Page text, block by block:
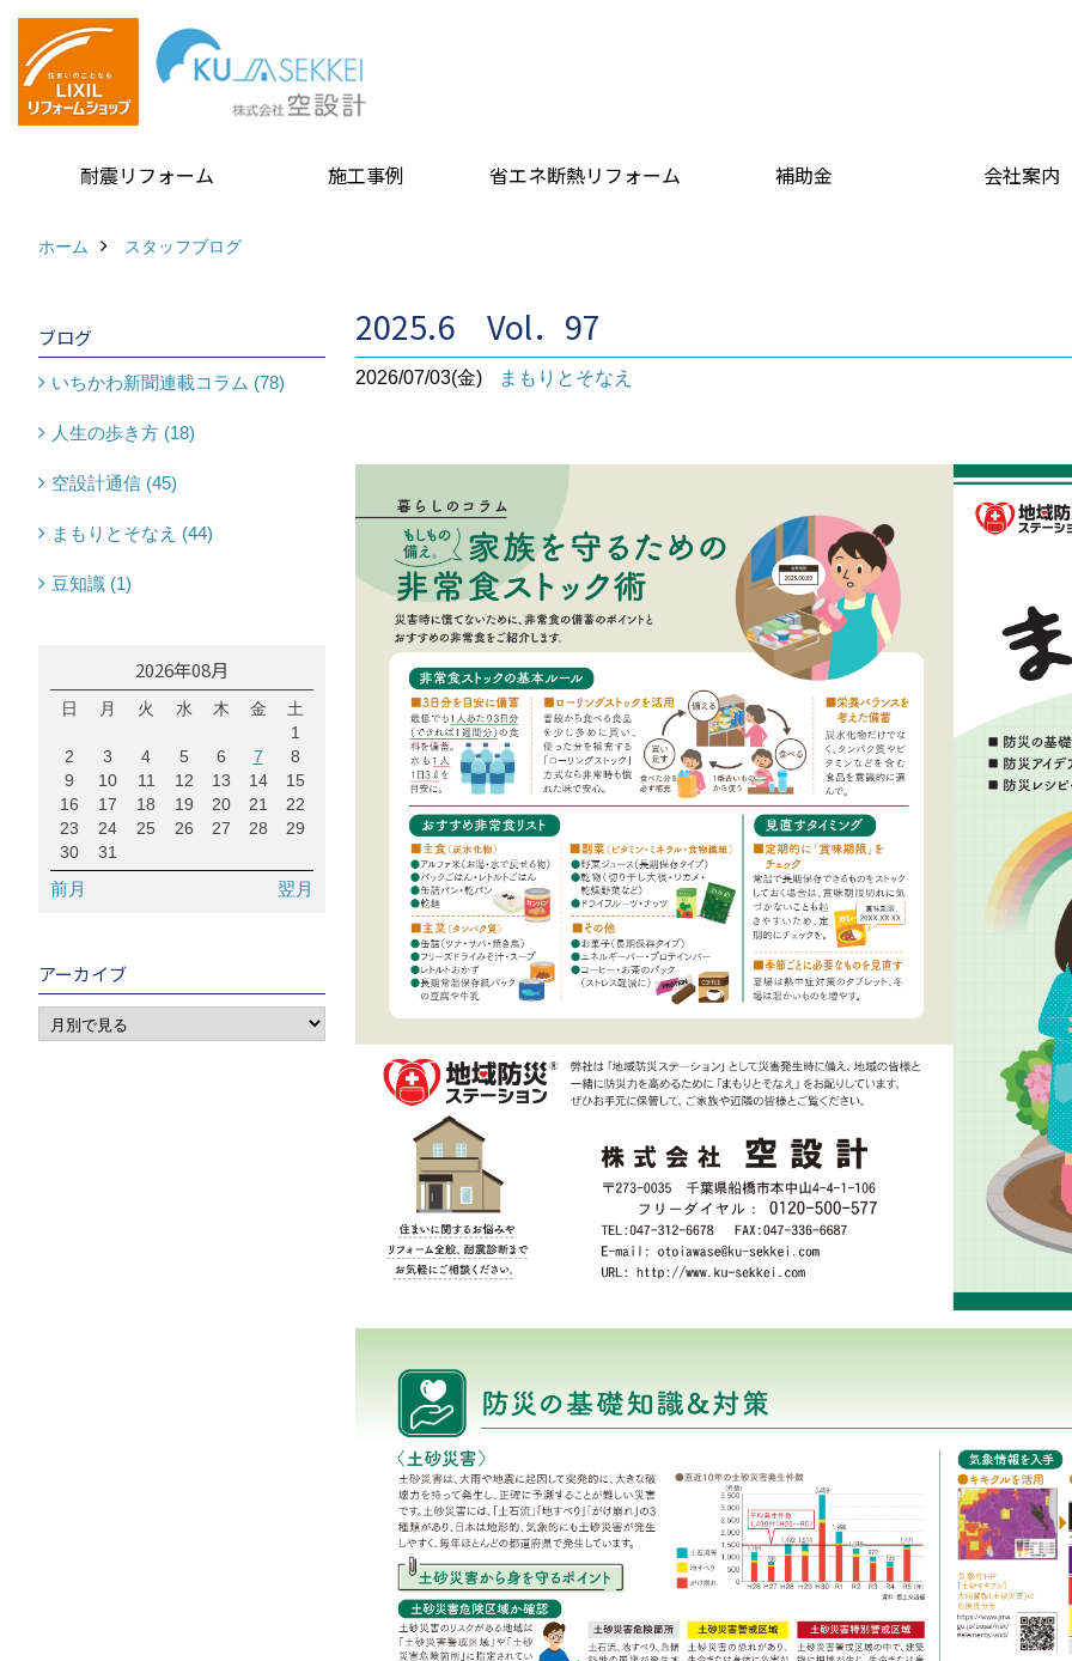
耐震リフォーム 施工事例 省エネ断熱リフォーム 補助金 会社案内
ホーム スタッフブログ
2025.6 Vol．97
2026/07/03(金) まもりとそなえ
ブログ
いちかわ新聞連載コラム (78)
人生の歩き方 (18)
空設計通信 (45)
まもりとそなえ (44)
豆知識 (1)
2026年08月
日 月 火 水 木 金
土
1
2
3 4 5 6 7
8
9
10 11 12 13 14
15
16
17 18 19 20 21
22
23
24 25 26 27 28
29
30
31
前月 翌月
アーカイブ